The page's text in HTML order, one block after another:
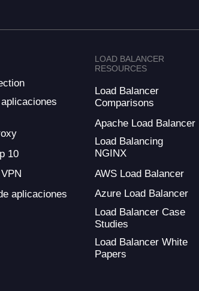
10
aplicaciones
LOAD BALANCER
RESOURCES
Load Balancer
Comparisons
Apache Load Balancer
Load Balancing
NGINX
AWS Load Balancer
Azure Load Balancer
Load Balancer Case
Studies
Load Balancer White
Papers